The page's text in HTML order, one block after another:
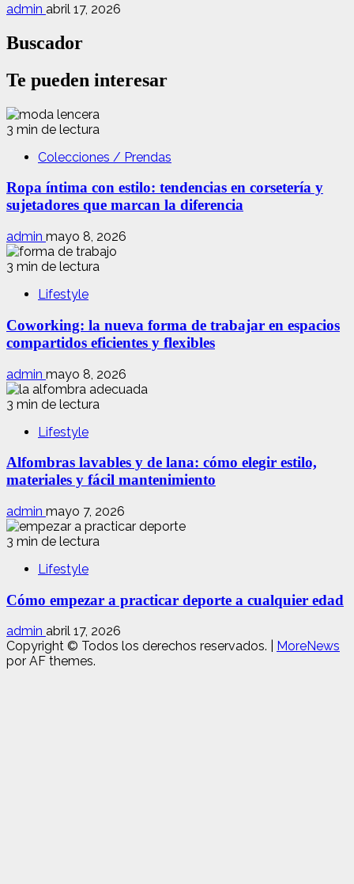
admin abril 17, 2026
Buscador
Te pueden interesar
3 min de lectura
Colecciones / Prendas
Ropa íntima con estilo: tendencias en corsetería y
sujetadores que marcan la diferencia
admin mayo 8, 2026
3 min de lectura
Lifestyle
Coworking: la nueva forma de trabajar en espacios
compartidos eficientes y flexibles
admin mayo 8, 2026
3 min de lectura
Lifestyle
Alfombras lavables y de lana: cómo elegir estilo,
materiales y fácil mantenimiento
admin mayo 7, 2026
3 min de lectura
Lifestyle
Cómo empezar a practicar deporte a cualquier edad
admin abril 17, 2026
Copyright © Todos los derechos reservados.
MoreNews
por AF themes.